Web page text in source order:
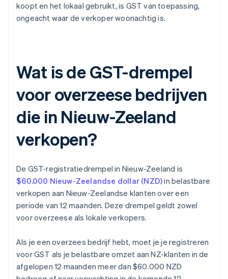
koopt en het lokaal gebruikt, is GST van toepassing,
ongeacht waar de verkoper woonachtig is.
Wat is de GST-drempel
voor overzeese bedrijven
die in Nieuw-Zeeland
verkopen?
De GST-registratiedrempel in Nieuw-Zeeland is
$60.000 Nieuw-Zeelandse dollar (NZD)in belastbare
verkopen aan Nieuw-Zeelandse klanten over een
periode van 12 maanden. Deze drempel geldt zowel
voor overzeese als lokale verkopers.
Als je een overzees bedrijf hebt, moet je je registreren
voor GST als je belastbare omzet aan NZ-klanten in de
afgelopen 12 maanden meer dan $60.000 NZD